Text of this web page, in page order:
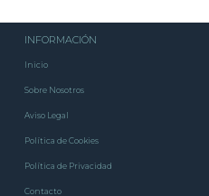
INFORMACIÓN
Inicio
Sobre Nosotros
Aviso Legal
Política de Cookies
Política de Privacidad
Contacto